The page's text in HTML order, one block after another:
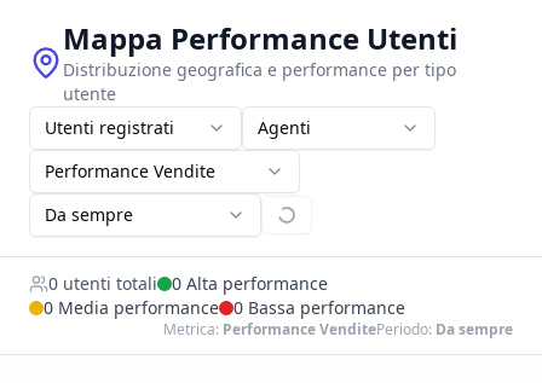
Mappa Performance Utenti
Distribuzione geografica e performance per tipo
utente
Utenti registrati
Agenti
Performance Vendite
Da sempre
0 utenti totali 0 Alta performance
0 Media performance 0 Bassa performance
Metrica: Performance VenditePeriodo: Da sempre